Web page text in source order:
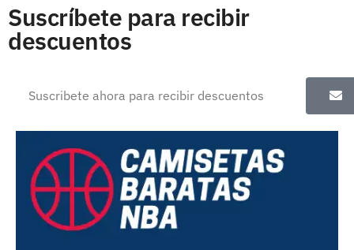
Suscríbete para recibir
descuentos